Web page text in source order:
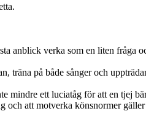
anblick verka som en liten fråga
på både sånger och
mindre ett luciatåg för att en tjej
att motverka könsnormer